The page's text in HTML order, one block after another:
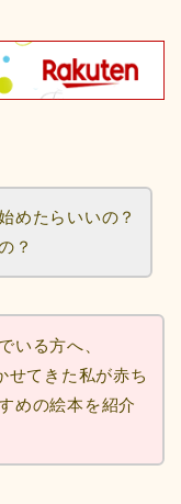
めたらいいの？
？
いる方へ、
せてきた私が赤ち
めの絵本を紹介